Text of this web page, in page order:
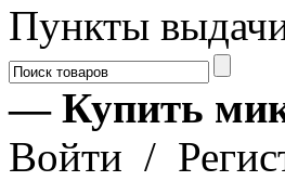
Пункты
— Купить
Войти /